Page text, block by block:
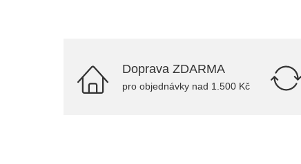
Doprava ZDARMA
pro objednávky nad 1.500 Kč